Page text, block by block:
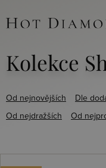
Kolekce
Od nejnovějších Dle
Od nejdražších Od